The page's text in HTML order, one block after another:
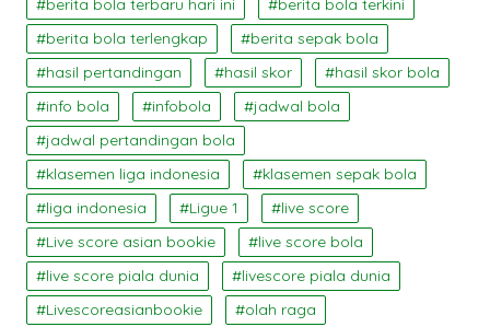
berita bola terbaru hari ini
berita bola terkini
berita bola terlengkap
berita sepak bola
hasil pertandingan
hasil skor
hasil skor bola
info bola
infobola
jadwal bola
jadwal pertandingan bola
klasemen liga indonesia
klasemen sepak bola
liga indonesia
Ligue 1
live score
Live score asian bookie
live score bola
live score piala dunia
livescore piala dunia
Livescoreasianbookie
olah raga